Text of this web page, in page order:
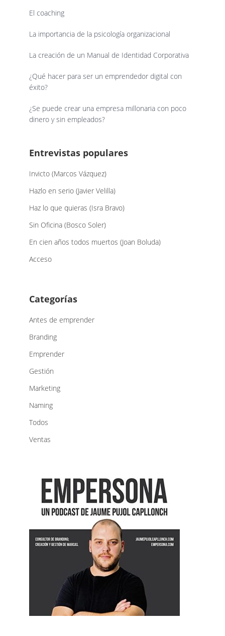
El coaching
La importancia de la psicología organizacional
La creación de un Manual de Identidad Corporativa
¿Qué hacer para ser un emprendedor digital con
éxito?
¿Se puede crear una empresa millonaria con poco
dinero y sin empleados?
Entrevistas populares
Invicto (Marcos Vázquez)
Hazlo en serio (Javier Velilla)
Haz lo que quieras (Isra Bravo)
Sin Oficina (Bosco Soler)
En cien años todos muertos (Joan Boluda)
Acceso
Categorías
Antes de emprender
Branding
Emprender
Gestión
Marketing
Naming
Todos
Ventas